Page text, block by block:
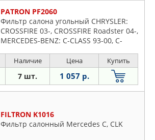
PATRON PF2060
Фильтр салона угольный CHRYSLER:
CROSSFIRE 03-, CROSSFIRE Roadster 04-,
MERCEDES-BENZ: C-CLASS 93-00, C-
Наличие Цена Купить
7 шт. 1 057 р.
FILTRON K1016
Фильтр салонный Mercedes C, CLK